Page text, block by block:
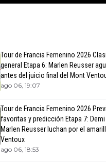
Tour de Francia Femenino 2026
general Etapa 6: Marlen Reusser
antes del juicio final del Mont
ago 06, 19:07
Tour de Francia Femenino 2026
favoritas y predicción Etapa 7:
Marlen Reusser luchan por el
Ventoux
ago 06, 18:53